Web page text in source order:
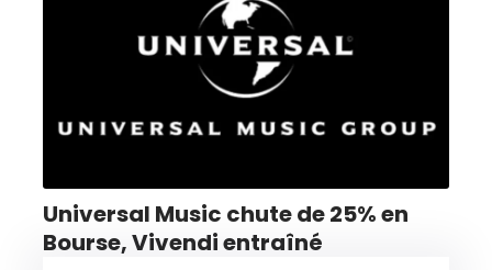
Universal Music chute de 25% en
Bourse, Vivendi entraîné